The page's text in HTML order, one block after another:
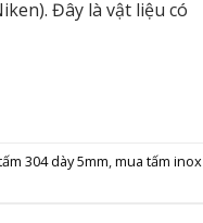
Đây là vật liệu có
304 dày 5mm,mua tấm inox